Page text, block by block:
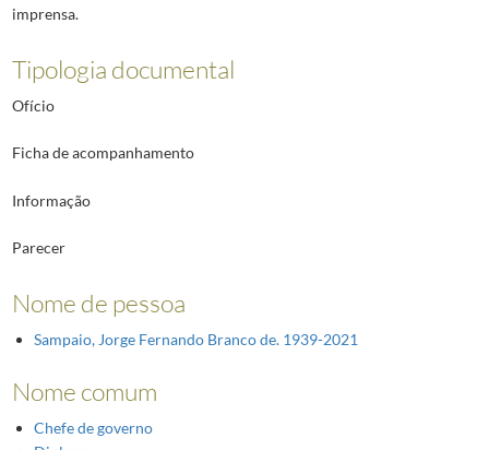
imprensa.
Tipologia documental
Ofício
Ficha de acompanhamento
Informação
Parecer
Nome de pessoa
Sampaio, Jorge Fernando Branco de. 1939-2021
Nome comum
Chefe de governo